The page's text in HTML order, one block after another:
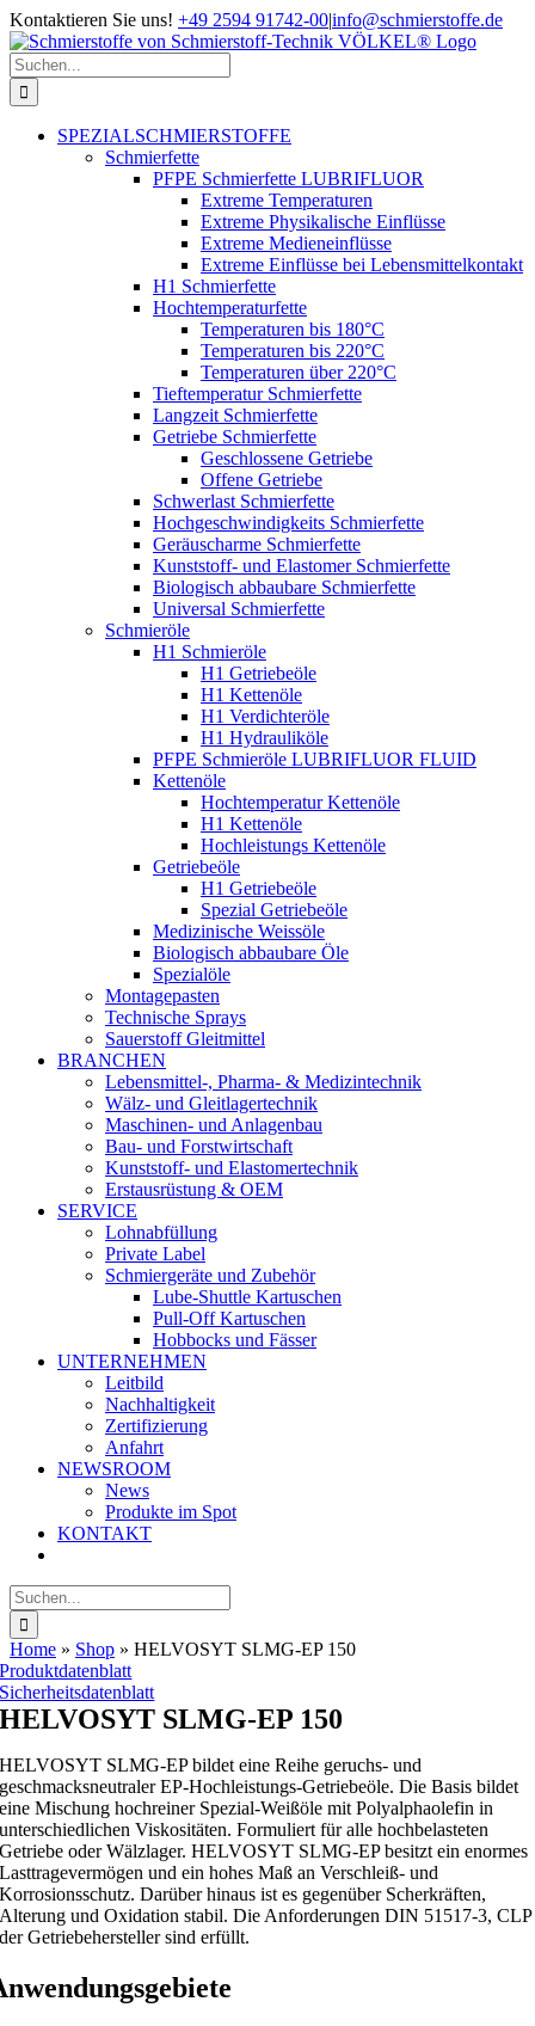
Zum
Inhalt
springen
Kontaktieren Sie uns! +49 2594 91742-00|info@schmierstoffe.de
Suche
nach:
SPEZIALSCHMIERSTOFFE
Schmierfette
PFPE Schmierfette LUBRIFLUOR
Extreme Temperaturen
Extreme Physikalische Einflüsse
Extreme Medieneinflüsse
Extreme Einflüsse bei Lebensmittelkontakt
H1 Schmierfette
Hochtemperaturfette
Temperaturen bis 180°C
Temperaturen bis 220°C
Temperaturen über 220°C
Tieftemperatur Schmierfette
Langzeit Schmierfette
Getriebe Schmierfette
Geschlossene Getriebe
Offene Getriebe
Schwerlast Schmierfette
Hochgeschwindigkeits Schmierfette
Geräuscharme Schmierfette
Kunststoff- und Elastomer Schmierfette
Biologisch abbaubare Schmierfette
Universal Schmierfette
Schmieröle
H1 Schmieröle
H1 Getriebeöle
H1 Kettenöle
H1 Verdichteröle
H1 Hydrauliköle
PFPE Schmieröle LUBRIFLUOR FLUID
Kettenöle
Hochtemperatur Kettenöle
H1 Kettenöle
Hochleistungs Kettenöle
Getriebeöle
H1 Getriebeöle
Spezial Getriebeöle
Medizinische Weissöle
Biologisch abbaubare Öle
Spezialöle
Montagepasten
Technische Sprays
Sauerstoff Gleitmittel
BRANCHEN
Lebensmittel-, Pharma- & Medizintechnik
Wälz- und Gleitlagertechnik
Maschinen- und Anlagenbau
Bau- und Forstwirtschaft
Kunststoff- und Elastomertechnik
Erstausrüstung & OEM
SERVICE
Lohnabfüllung
Private Label
Schmiergeräte und Zubehör
Lube-Shuttle Kartuschen
Pull-Off Kartuschen
Hobbocks und Fässer
UNTERNEHMEN
Leitbild
Nachhaltigkeit
Zertifizierung
Anfahrt
NEWSROOM
News
Produkte im Spot
KONTAKT
Suche
nach:
Home » Shop » HELVOSYT SLMG-EP 150
Produktdatenblatt
Sicherheitsdatenblatt
HELVOSYT SLMG-EP 150
HELVOSYT SLMG-EP bildet eine Reihe geruchs- und
geschmacksneutraler EP-Hochleistungs-Getriebeöle. Die Basis bildet
eine Mischung hochreiner Spezial-Weißöle mit Polyalphaolefin in
unterschiedlichen Viskositäten. Formuliert für alle hochbelasteten
Getriebe oder Wälzlager. HELVOSYT SLMG-EP besitzt ein enormes
Lasttragevermögen und ein hohes Maß an Verschleiß- und
Korrosionsschutz. Darüber hinaus ist es gegenüber Scherkräften,
Alterung und Oxidation stabil. Die Anforderungen DIN 51517-3, CLP
der Getriebehersteller sind erfüllt.